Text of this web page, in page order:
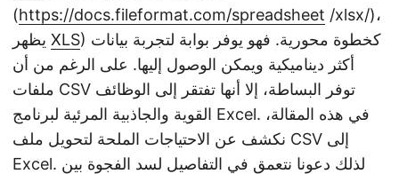
(https://docs.fileformat.com/spreadsheet /xlsx/)،
XLS) كخطوة محورية. فهو يوفر بوابة لتجربة بيانات
أكثر ديناميكية ويمكن الوصول إليها. على الرغم من أن
ملفات CSV توفر البساطة، إلا أنها تفتقر إلى الوظائف
القوية والجاذبية المرئية لبرنامج Excel. في هذه المقالة،
نكشف عن الاحتياجات الملحة لتحويل ملف CSV إلى
Excel. لذلك دعونا نتعمق في التفاصيل لسد الفجوة بين